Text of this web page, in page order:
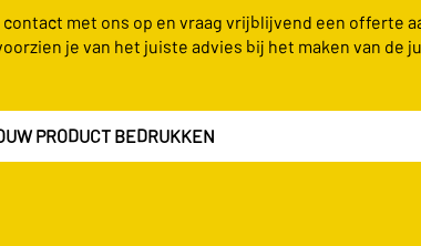
met ons op en vraag vrijblijvend een offerte
je van het juiste advies bij het maken van de
PRODUCT BEDRUKKEN